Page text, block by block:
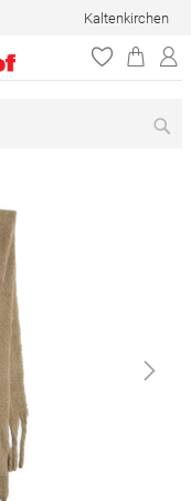
Kaltenkirchen